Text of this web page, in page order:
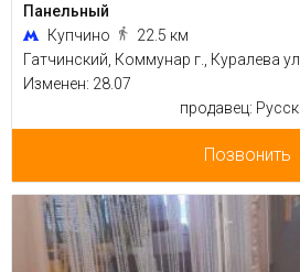
Панельный
Купчино
22.5 км
Гатчинский, Коммунар г., Куралева
Изменен: 28.07
продавец:
Позвонить